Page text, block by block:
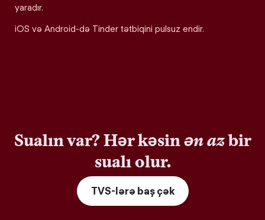
yaradır.
iOS və Android-də Tinder tətbiqini pulsuz endir.
Sualın var? Hər kəsinən azbir
sualı olur.
TVS-lərə baş çək